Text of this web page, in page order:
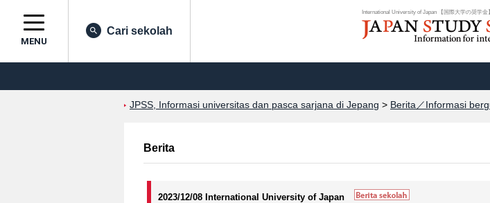
International University of Japan 【国際大学の奨学
MENU
Cari sekolah
JPSS, Informasi universitas dan pasca sarjana di Jepang > Berita／Informasi
Berita
2023/12/08 International University of Japan